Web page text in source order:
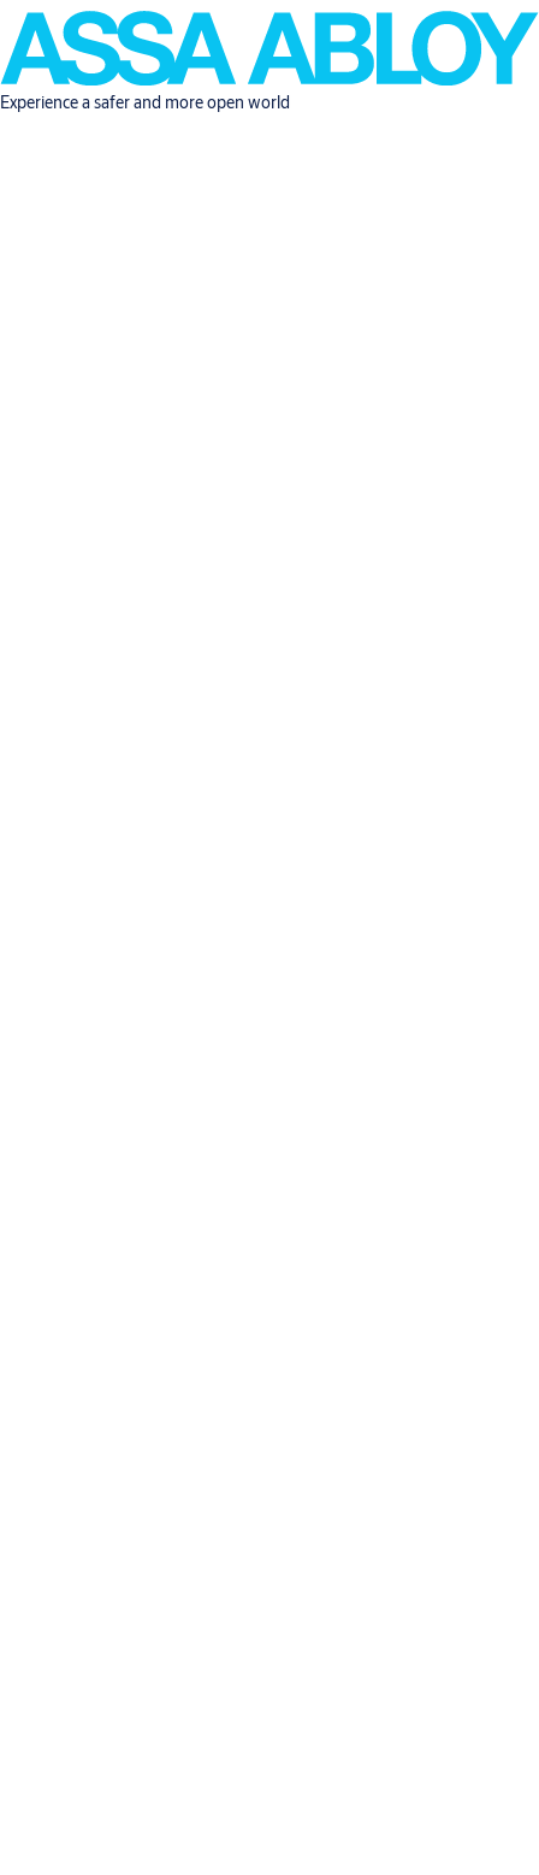
Experience a safer and more open world